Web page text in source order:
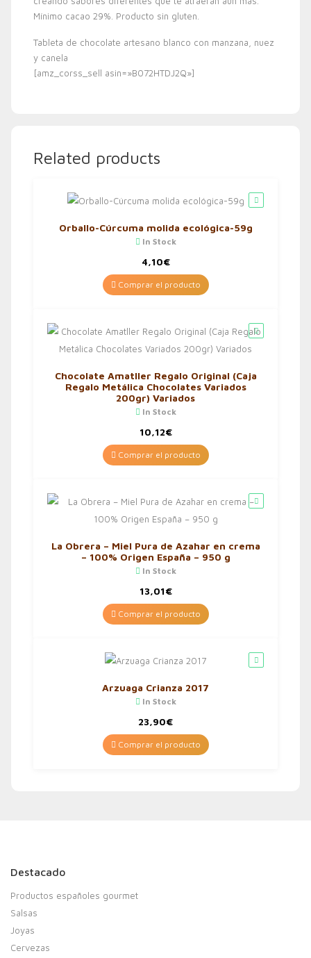
Mínimo cacao 29%. Producto sin gluten.
Tableta de chocolate artesano blanco con manzana, nuez
y canela
[amz_corss_sell asin=»B072HTDJ2Q»]
Related products
Orballo-Cúrcuma molida ecológica-59g
In Stock
4,10€
Comprar el producto
Chocolate Amatller Regalo Original (Caja
Regalo Metálica Chocolates Variados
200gr) Variados
In Stock
10,12€
Comprar el producto
La Obrera – Miel Pura de Azahar en crema
– 100% Origen España – 950 g
In Stock
13,01€
Comprar el producto
Arzuaga Crianza 2017
In Stock
23,90€
Comprar el producto
Destacado
Productos españoles gourmet
Salsas
Joyas
Cervezas